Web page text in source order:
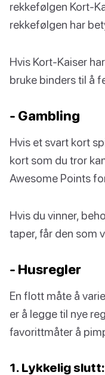
rekkefølgen Kort-
rekkefølgen har
Hvis Kort-Kaiser
bruke binders til å
- Gambling
Hvis et svart kort
kort som du tror
Awesome Points
Hvis du vinner,
taper, får den som
- Husregler
En flott måte å
er å legge til nye
favorittmåter å
1. Lykkelig slutt: